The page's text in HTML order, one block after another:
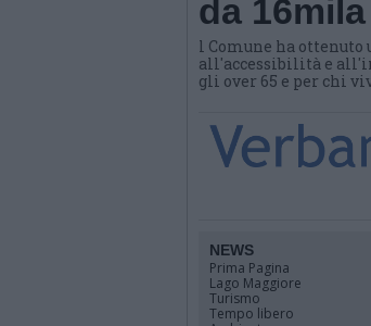
da
l Comune ha
all'accessibilità e
gli over 65 e per chi
NEWS
Prima Pagina
Lago Maggiore
Turismo
Tempo libero